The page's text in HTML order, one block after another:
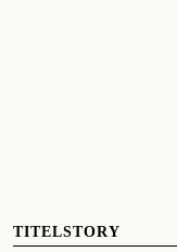
TITELSTORY